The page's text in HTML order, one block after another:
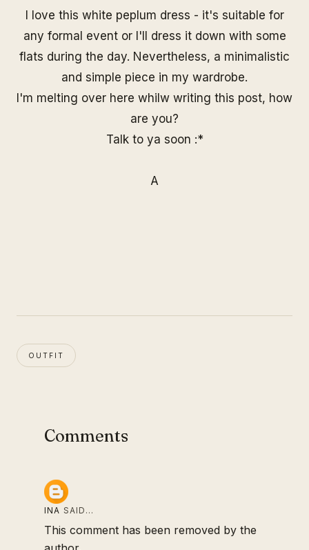
I love this white peplum dress - it's suitable for
any formal event or I'll dress it down with some
flats during the day. Nevertheless, a minimalistic
and simple piece in my wardrobe.
I'm melting over here whilw writing this post, how
are you?
Talk to ya soon :*
A
OUTFIT
Comments
INA SAID…
This comment has been removed by the